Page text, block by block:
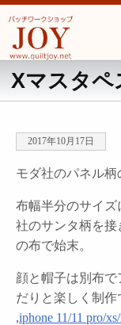
Xマスタペ
2017年10月17日
モダ社のパネル
布幅半分のサイズ
社のサンタ柄を
の布で始末。
顔と帽子は別布
だりと楽しく制
,iphone 11/11 pro/